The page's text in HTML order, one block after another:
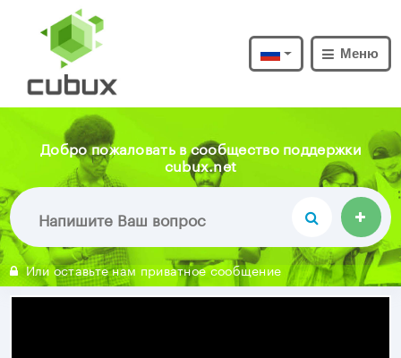
Меню
Добро пожаловать в сообщество поддержки
cubux.net
Или оставьте нам приватное сообщение